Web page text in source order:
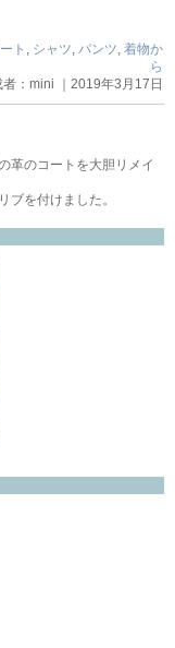
ト シャツ パンツ 着物か
ら
者：mini ｜2019年3月17日
革のコートを大胆リメイ
ブを付けました。